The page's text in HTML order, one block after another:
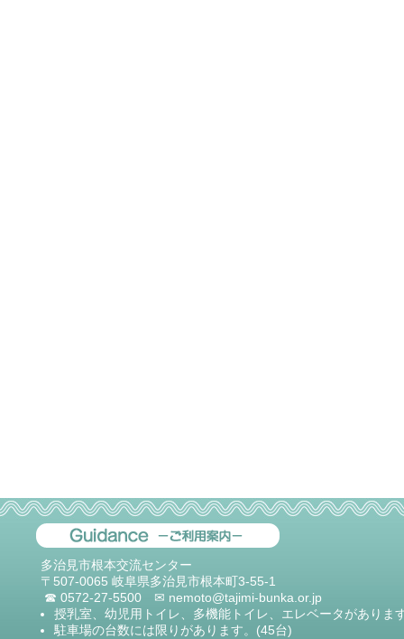
多治見市根本交流センター
〒507-0065 岐阜県多治見市根本町3-55-1
☎ 0572-27-5500 ✉ nemoto@tajimi-bunka.or.jp
授乳室、幼児用トイレ、多機能トイレ、エレベータがありま
駐車場の台数には限りがあります。(45台)